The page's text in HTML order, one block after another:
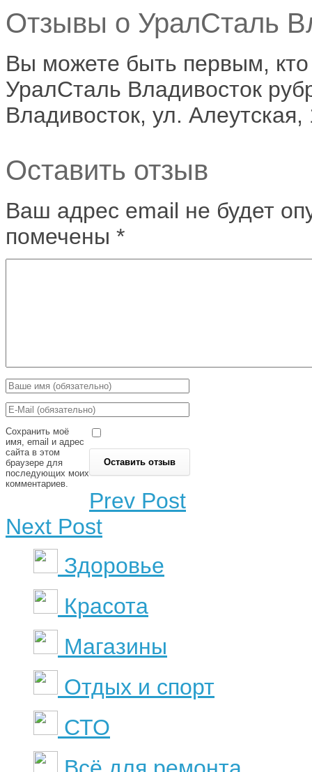
Отзывы о УралСталь
Вы можете быть первым,
УралСталь Владивосток
Владивосток, ул. Алеутская,
Оставить отзыв
Ваш адрес email не будет
помечены *
Сохранить моё
имя, email и адрес
сайта в этом
браузере для
последующих моих
комментариев.
Prev Post
Next Post
Здоровье
Красота
Магазины
Отдых и спорт
СТО